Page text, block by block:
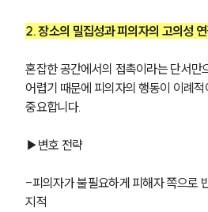
2. 장소의 밀집성과 피의자의 고의성
혼잡한 공간에서의 접촉이라는 단서만
어렵기 때문에 피의자의 행동이 이례적
중요합니다.
▶변호 전략
-피의자가 불필요하게 피해자 쪽으로
지적